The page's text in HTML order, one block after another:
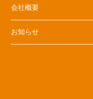
会社概要
お知らせ